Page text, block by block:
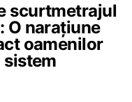
scurtmetrajul
O narațiune
oamenilor